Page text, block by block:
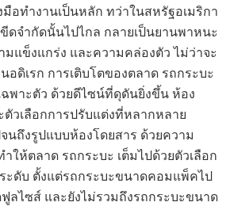
มือทำงานเป็นหลัก ทว่าในสหรัฐอเมริกา
ดจำกัดนั้นไปไกล กลายเป็นยานพาหนะ
แข็งแกร่ง และความคล่องตัว ไม่ว่าจะ
ดิเรก การเติบโตของตลาด รถกระบะ
พาะตัว ด้วยดีไซน์ที่ดุดันยิ่งขึ้น ห้อง
วเลือกการปรับแต่งที่หลากหลาย
นถึงรูปแบบห้องโดยสาร ด้วยความ
ให้ตลาด รถกระบะ เต็มไปด้วยตัวเลือก
ะดับ ตั้งแต่รถกระบะขนาดคอมแพ็คไป
ลไซส์ และยังไม่รวมถึงรถกระบะขนาด